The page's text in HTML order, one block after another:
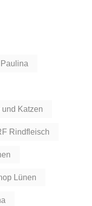
Katzen
Rindfleisch
Lünen